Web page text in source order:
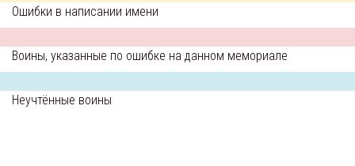
Ошибки в написании имени
Воины, указанные по ошибке на данном мемориале
Неучтённые воины